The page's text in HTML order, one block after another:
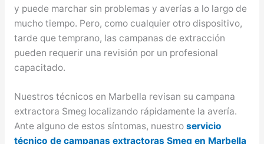
y puede marchar sin problemas y averías a lo largo de
mucho tiempo. Pero, como cualquier otro dispositivo,
tarde que temprano, las campanas de extracción
pueden requerir una revisión por un profesional
capacitado.
Nuestros técnicos en Marbella revisan su campana
extractora Smeg localizando rápidamente la avería.
Ante alguno de estos síntomas, nuestro servicio
técnico de campanas extractoras Smeg en Marbella